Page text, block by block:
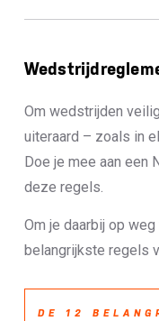
Om wedstrijden
uiteraard – zoals in
Doe je mee aan een
deze regels.
Om je daarbij op
belangrijkste regels
DE 12